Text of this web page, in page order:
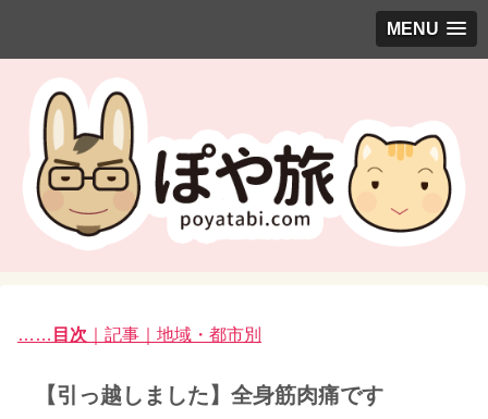
MENU
…… 目次 ｜記事｜地域・都市別
【引っ越しました】全身筋肉痛です